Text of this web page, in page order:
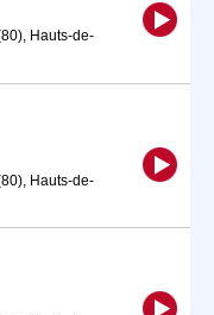
Hauts-de-
Hauts-de-